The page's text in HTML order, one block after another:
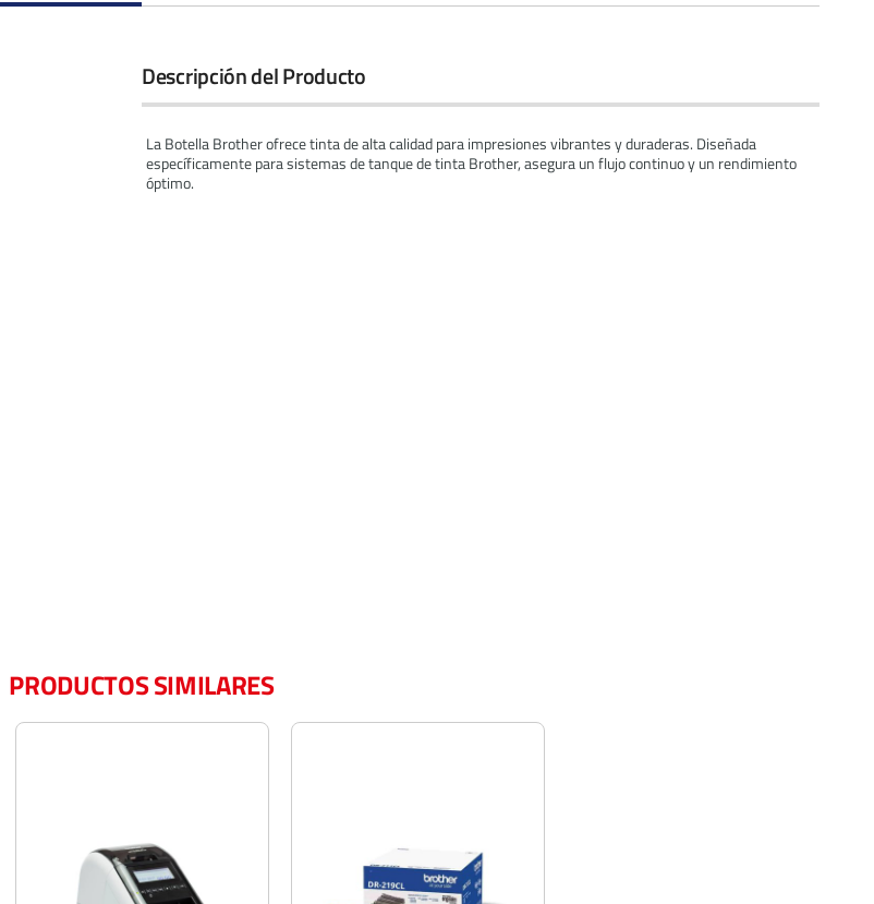
Descripción del Producto
La Botella Brother ofrece tinta de alta calidad para impresiones vibrantes y duraderas. Diseñada
específicamente para sistemas de tanque de tinta Brother, asegura un flujo continuo y un rendimiento
óptimo.
PRODUCTOS SIMILARES